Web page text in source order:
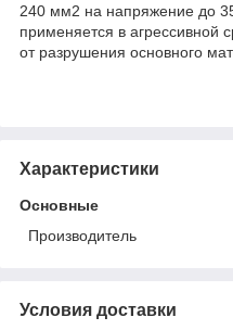
240 мм2 на напряжение до
применяется в агрессивной
от разрушения основного
Характеристики
Основные
Производитель
Условия доставки